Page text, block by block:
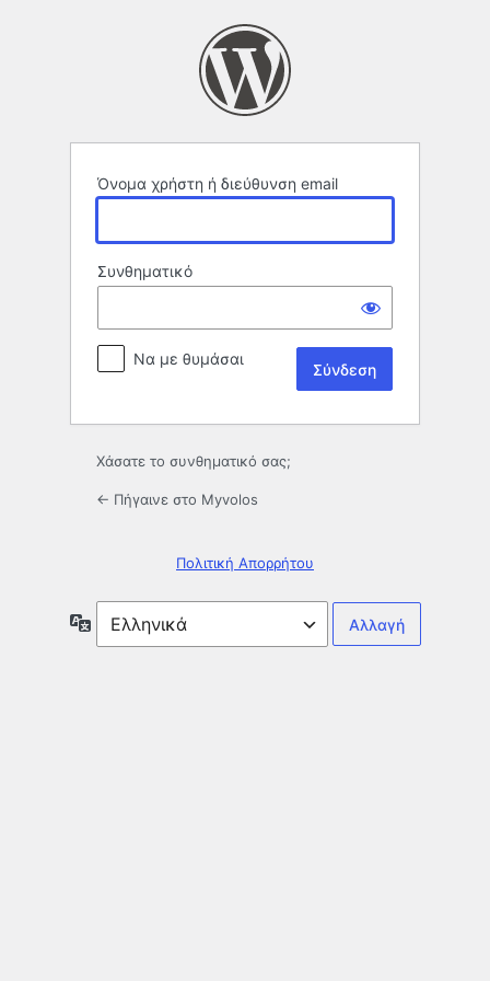
Όνομα χρήστη ή διεύθυνση email
Συνθηματικό
Να με θυμάσαι
Χάσατε το συνθηματικό σας;
← Πήγαινε στο Myvolos
Πολιτική Απορρήτου
Γλώσσα